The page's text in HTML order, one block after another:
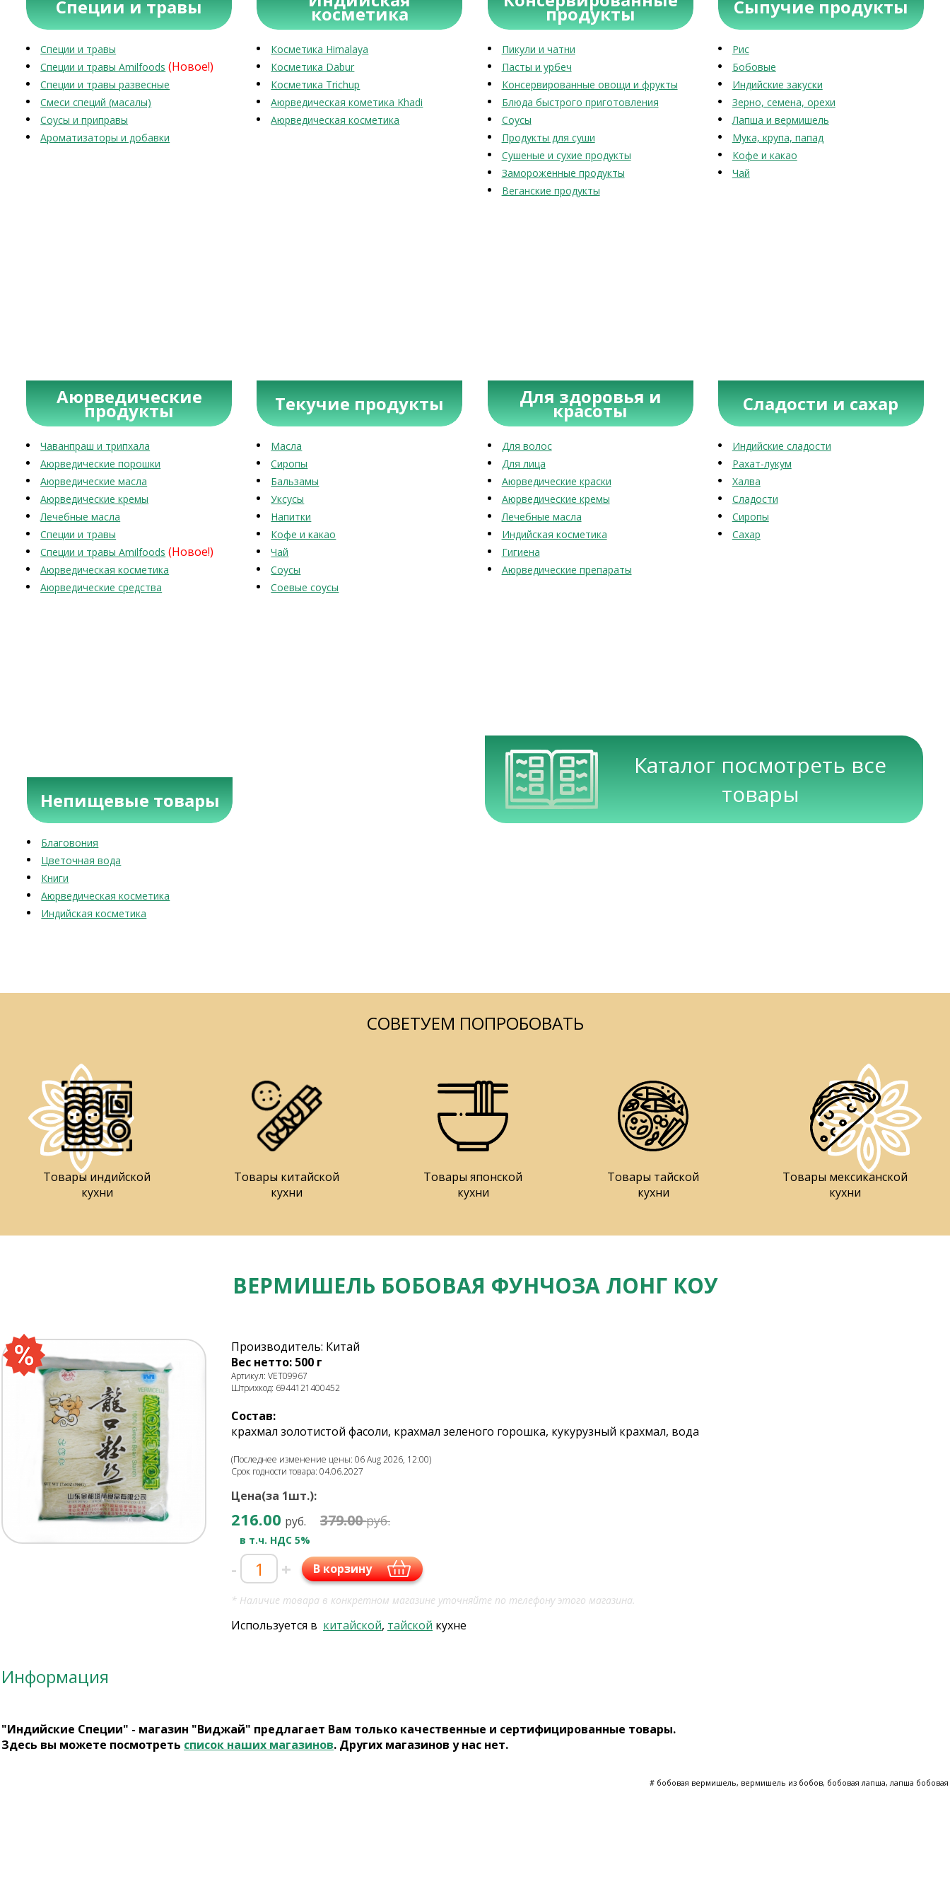
Специи и травы
Специи и травы
Специи и травы Amilfoods (Новое!)
Специи и травы развесные
Смеси специй (масалы)
Соусы и приправы
Ароматизаторы и добавки
косметика
Косметика Himalaya
Косметика Dabur
Косметика Trichup
Аюрведическая кометика Khadi
Аюрведическая косметика
продукты
Пикули и чатни
Пасты и урбеч
Консервированные овощи и фрукты
Блюда быстрого приготовления
Соусы
Продукты для суши
Сушеные и сухие продукты
Замороженные продукты
Веганские продукты
Сыпучие продукты
Рис
Бобовые
Индийские закуски
Зерно, семена, орехи
Лапша и вермишель
Мука, крупа, папад
Кофе и какао
Чай
Аюрведические
продукты
Чаванпраш и трипхала
Аюрведические порошки
Аюрведические масла
Аюрведические кремы
Лечебные масла
Специи и травы
Специи и травы Amilfoods (Новое!)
Аюрведическая косметика
Аюрведические средства
Текучие продукты
Масла
Сиропы
Бальзамы
Уксусы
Напитки
Кофе и какао
Чай
Соусы
Соевые соусы
Для здоровья и
красоты
Для волос
Для лица
Аюрведические краски
Аюрведические кремы
Лечебные масла
Индийская косметика
Гигиена
Аюрведические препараты
Сладости и сахар
Индийские сладости
Рахат-лукум
Халва
Сладости
Сиропы
Сахар
Непищевые товары
Благовония
Цветочная вода
Книги
Аюрведическая косметика
Индийская косметика
Каталог посмотреть все
товары
СОВЕТУЕМ ПОПРОБОВАТЬ
Товары индийской
кухни
Товары китайской
кухни
Товары японской
кухни
Товары тайской
кухни
Товары мексиканской
кухни
ВЕРМИШЕЛЬ БОБОВАЯ ФУНЧОЗА ЛОНГ КОУ
Производитель: Китай
Вес нетто: 500 г
Артикул: VET09967
Штрихкод: 6944121400452
Состав:
крахмал золотистой фасоли, крахмал зеленого горошка, кукурузный крахмал, вода
(Последнее изменение цены: 06 Aug 2026, 12:00)
Срок годности товара: 04.06.2027
Цена(за 1шт.):
216.00 руб. 379.00руб.
в т.ч. НДС 5%
- + В корзину
* Наличие товара в конкретном магазине уточняйте по телефону этого магазина.
Используется в китайской, тайской кухне
Информация
"Индийские Специи" - магазин "Виджай" предлагает Вам только качественные и сертифицированные товары.
Здесь вы можете посмотреть список наших магазинов. Других магазинов у нас нет.
# бобовая вермишель, вермишель из бобов, бобовая лапша, лапша бобовая